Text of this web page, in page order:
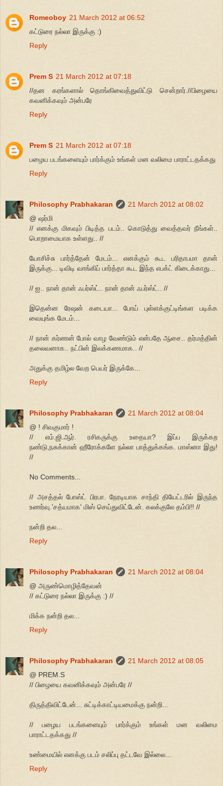
Romeoboy 21 March 2012 at 06:52
கட்டுரை நல்லா இருக்கு :)
Reply
Prem S 21 March 2012 at 07:18
//தன கரங்களால் தொங்கிவைத்துவிட்டு சென்றார்.//பிழையை
கவனிக்கவும் அன்பரே
Reply
Prem S 21 March 2012 at 07:18
பழைய படங்களையும் பார்க்கும் உங்கள் மன வலிமை பாராட்டதக்கது
Reply
Philosophy Prabhakaran
21 March 2012 at 08:02
@ ஷர்மி
// எனக்கு மிகவும் பிடித்த படம்.. கொடுத்து வைத்தவர் நீங்கள்..
பொறாமையாக உள்ளது.. //
யோசிச்சு பார்த்தேன் மேடம்... எனக்கும் கூட பரிதாபமா தான்
இருக்கு... டிவிடி வாங்கிப் பார்த்தா கூட இந்த எபக்ட் கிடைக்காது...
// ஐ.. நான் தான் ஃபர்ஸ்ட்.. நான் தான் ஃபர்ஸ்ட்.. //
இதென்ன ரேஷன் கடையா... போய் புள்ளக்குட்டிங்கள படிக்க
வையுங்க மேடம்...
// நான் கர்ணன் போல் வாழ வேண்டும் என்பதே ஆசை.. தர்மத்தின்
தலைவனாக.. நட்பின் இலக்கணமாக.. //
அதுக்கு தமிழ்ல வேற பெயர் இருக்கே...
Reply
Philosophy Prabhakaran
21 March 2012 at 08:04
@ ! சிவகுமார் !
// எம்.ஜி.ஆர். ரசிகருக்கு உதையா? இப்ப இருக்கற
நண்டு,நசுக்கான் ஹீரோக்களே நல்லா பாத்துக்கங்க. மாஸ்னா இது!
//
No Comments...
// அசத்தல் போஸ்ட் பிரபா. நேரடியாக சாந்தி தியேட்டரில் இருந்த
உணர்வு.'சத்யமாக' மிஸ் செய்துவிட்டேன். கலக்குலே தம்பி!! //
நன்றி தல...
Reply
Philosophy Prabhakaran
21 March 2012 at 08:04
@ அருண்மொழித்தேவன்
// கட்டுரை நல்லா இருக்கு :) //
மிக்க நன்றி தல...
Reply
Philosophy Prabhakaran
21 March 2012 at 08:05
@ PREM.S
// பிழையை கவனிக்கவும் அன்பரே //
திருத்திவிட்டேன்... சுட்டிக்காட்டியமைக்கு நன்றி...
// பழைய படங்களையும் பார்க்கும் உங்கள் மன வலிமை
பாராட்டதக்கது //
உண்மையில் எனக்கு படம் சலிப்பு தட்டவே இல்லை...
Reply